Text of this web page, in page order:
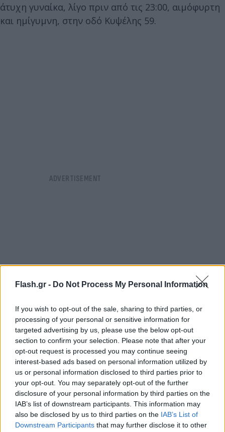
Flash.gr - Do Not Process My Personal Information
If you wish to opt-out of the sale, sharing to third parties, or
processing of your personal or sensitive information for
targeted advertising by us, please use the below opt-out
section to confirm your selection. Please note that after your
opt-out request is processed you may continue seeing
interest-based ads based on personal information utilized by
us or personal information disclosed to third parties prior to
your opt-out. You may separately opt-out of the further
disclosure of your personal information by third parties on the
IAB’s list of downstream participants. This information may
also be disclosed by us to third parties on the IAB’s List of
Downstream Participants that may further disclose it to other
άτυχη γυναίκα, λίγο πριν από τις 23:00, αιμόφυρτη
και ημίγυμνη, στην οδό Κυψέλης 59.
Σύμφωνα με την ΕΡΤ, η γυναίκα ήταν γυμνή από τη
μέση και πάνω, ενώ πληροφορίες αναφέρουν ότι
έφερε τραύματα από αιχμηρό αντικείμενο.
Αστυνομικοί έσπευσαν στο σημείο, ενώ στη
συνέχεια διακομίστηκε με ασθενοφόρο του ΕΚΑΒ